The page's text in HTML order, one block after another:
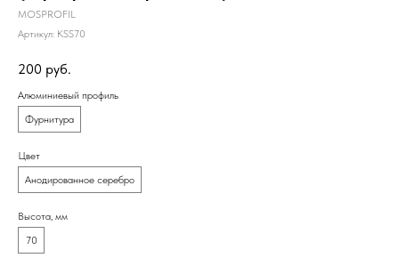
MOSPROFIL
Артикул: KSS70
200 руб.
Алюминиевый профиль
Фурнитура
Цвет
Анодированное серебро
Высота, мм
70